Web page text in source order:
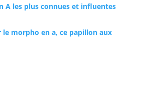
A les plus connues et influentes
le morpho en a, ce papillon aux